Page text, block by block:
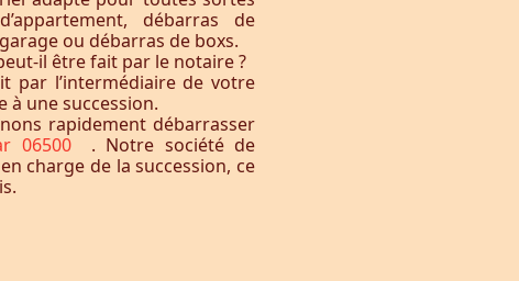
débarras de
ou débarras de boxs.
il être fait par le notaire ?
par l’intermédiaire de votre
à une succession.
rapidement débarrasser
06500 . Notre société de
charge de la succession, ce